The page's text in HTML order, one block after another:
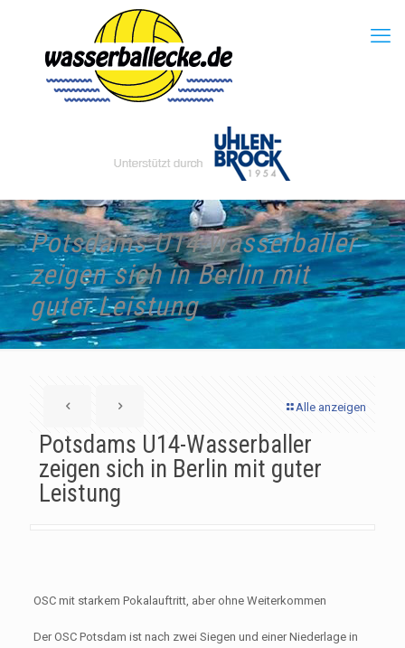
Potsdams U14-Wasserballer
zeigen sich in Berlin mit
guter Leistung
Alle anzeigen
Potsdams U14-Wasserballer
zeigen sich in Berlin mit guter
Leistung
OSC mit starkem Pokalauftritt, aber ohne Weiterkommen
Der OSC Potsdam ist nach zwei Siegen und einer Niederlage in